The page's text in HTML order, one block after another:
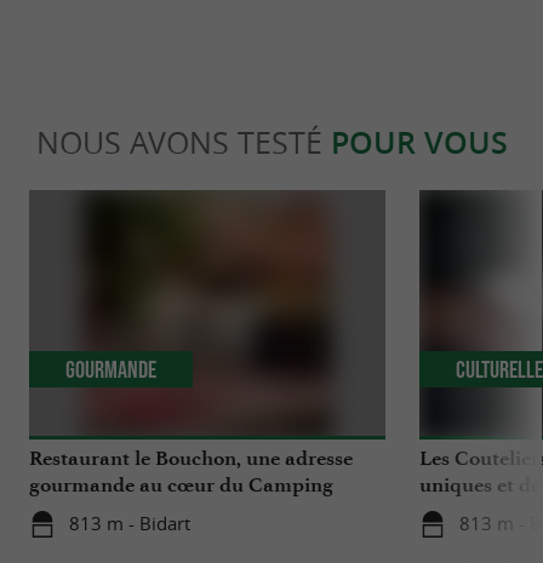
NOUS AVONS TESTÉ POUR VOUS
Restaurant le Bouchon, une adresse
gourmande au cœur du Camping
Berrua 4* à Bidart
813 m - Bidart
Gourmande
Les
uniques et
Bidart
813 m -
Culturelle